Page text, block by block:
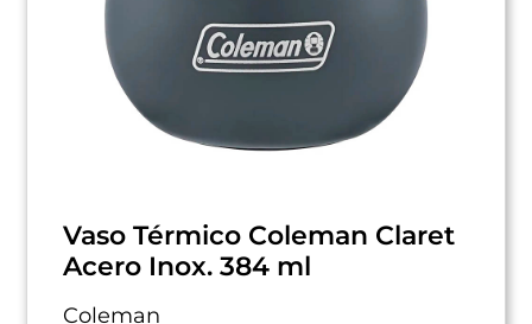
Vaso Térmico Coleman Claret
Acero Inox. 384 ml
Coleman